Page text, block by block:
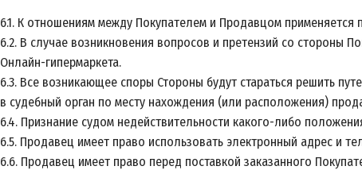
6.1. К отношениям между Покупателем и Продавцом применяется
6.2. В случае возникновения вопросов и претензий со стороны
Онлайн-гипермаркета.
6.3. Все возникающее споры Стороны будут стараться решить
в судебный орган по месту нахождения (или расположения)
6.4. Признание судом недействительности какого-либо
6.5. Продавец имеет право использовать электронный адрес и
6.6. Продавец имеет право перед поставкой заказанного